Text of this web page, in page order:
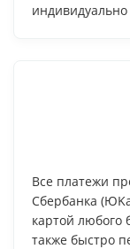
Все платежи
Сбербанка
картой любого
также быстро